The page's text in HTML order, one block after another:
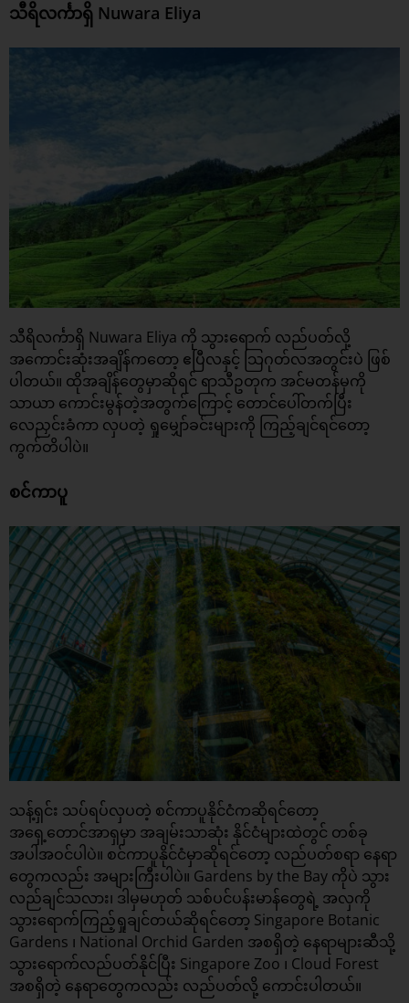
သီရိလင်္ကာရှိ Nuwara Eliya
သီရိလင်္ကာရှိ Nuwara Eliya ကို သွားရောက် လည်ပတ်လို့
အကောင်းဆုံးအချိန်ကတော့ ဧပြီလနှင့် သြဂုတ်လအတွင်းပဲ ဖြစ်
ပါတယ်။ ထိုအချိန်တွေမှာဆိုရင် ရာသီဥတုက အင်မတန်မှကို
သာယာ ကောင်းမွန်တဲ့အတွက်ကြောင့် တောင်ပေါ်တက်ပြီး
လေညှင်းခံကာ လှပတဲ့ ရှုမျှော်ခင်းများကို ကြည့်ချင်ရင်တော့
ကွက်တိပါပဲ။
စင်ကာပူ
သန့်ရှင်း သပ်ရပ်လှပတဲ့ စင်ကာပူနိုင်ငံကဆိုရင်တော့
အရှေ့တောင်အာရှမှာ အချမ်းသာဆုံး နိုင်ငံများထဲတွင် တစ်ခု
အပါအဝင်ပါပဲ။ စင်ကာပူနိုင်ငံမှာဆိုရင်တော့ လည်ပတ်စရာ နေရာ
တွေကလည်း အများကြီးပါပဲ။ Gardens by the Bay ကိုပဲ သွား
လည်ချင်သလား၊ ဒါမှမဟုတ် သစ်ပင်ပန်းမာန်တွေရဲ့ အလှကို
သွားရောက်ကြည့်ရှုချင်တယ်ဆိုရင်တော့ Singapore Botanic
Gardens ၊ National Orchid Garden အစရှိတဲ့ နေရာများဆီသို့
သွားရောက်လည်ပတ်နိုင်ပြီး Singapore Zoo ၊ Cloud Forest
အစရှိတဲ့ နေရာတွေကလည်း လည်ပတ်လို့ ကောင်းပါတယ်။